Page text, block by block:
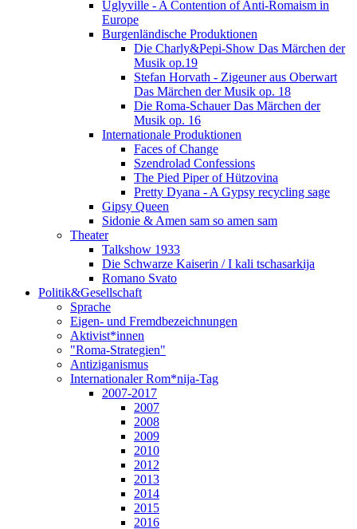
Uglyville - A Contention of Anti-Romaism in
Europe
Burgenländische Produktionen
Die Charly&Pepi-Show Das Märchen der
Musik op.19
Stefan Horvath - Zigeuner aus Oberwart
Das Märchen der Musik op. 18
Die Roma-Schauer Das Märchen der
Musik op. 16
Internationale Produktionen
Faces of Change
Szendrolad Confessions
The Pied Piper of Hützovina
Pretty Dyana - A Gypsy recycling sage
Gipsy Queen
Sidonie & Amen sam so amen sam
Theater
Talkshow 1933
Die Schwarze Kaiserin / I kali tschasarkija
Romano Svato
Politik&Gesellschaft
Sprache
Eigen- und Fremdbezeichnungen
Aktivist*innen
"Roma-Strategien"
Antiziganismus
Internationaler Rom*nija-Tag
2007-2017
2007
2008
2009
2010
2012
2013
2014
2015
2016